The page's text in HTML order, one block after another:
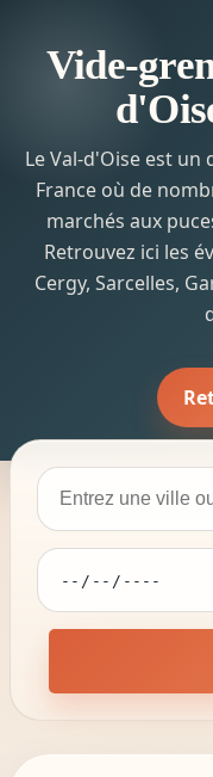
Vide-
Le Val-d'Oise est
France où de
marchés aux
Retrouvez ici les
Cergy, Sarcelles,